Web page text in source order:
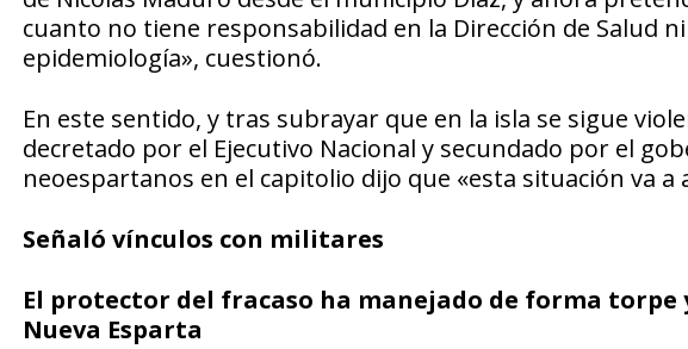
cuanto no tiene responsabilidad en la Dirección de Salud
epidemiología», cuestionó.
En este sentido, y tras subrayar que en la isla se sigue
decretado por el Ejecutivo Nacional y secundado por el
neoespartanos en el capitolio dijo que «esta situación va a
Señaló vínculos con militares
El protector del fracaso ha manejado de forma torpe
Nueva Esparta